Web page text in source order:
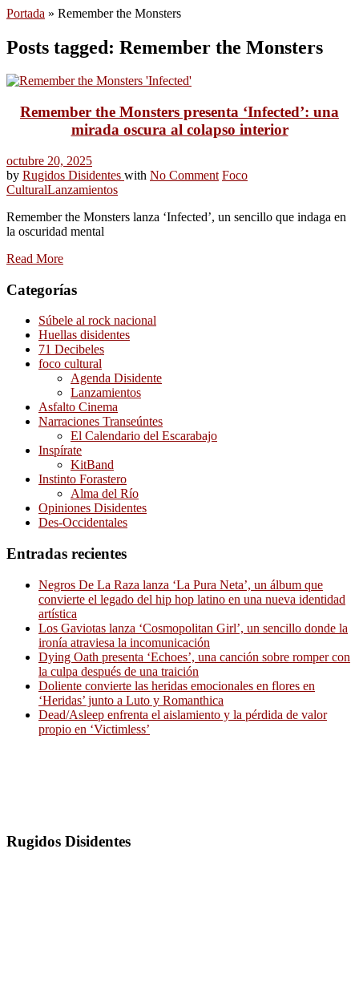
Portada » Remember the Monsters
Posts tagged: Remember the Monsters
Remember the Monsters presenta ‘Infected’: una
mirada oscura al colapso interior
octubre 20, 2025
by Rugidos Disidentes with No Comment Foco
CulturalLanzamientos
Remember the Monsters lanza ‘Infected’, un sencillo que indaga en
la oscuridad mental
Read More
Categorías
Súbele al rock nacional
Huellas disidentes
71 Decibeles
foco cultural
Agenda Disidente
Lanzamientos
Asfalto Cinema
Narraciones Transeúntes
El Calendario del Escarabajo
Inspírate
KitBand
Instinto Forastero
Alma del Río
Opiniones Disidentes
Des-Occidentales
Entradas recientes
Negros De La Raza lanza ‘La Pura Neta’, un álbum que
convierte el legado del hip hop latino en una nueva identidad
artística
Los Gaviotas lanza ‘Cosmopolitan Girl’, un sencillo donde la
ironía atraviesa la incomunicación
Dying Oath presenta ‘Echoes’, una canción sobre romper con
la culpa después de una traición
Doliente convierte las heridas emocionales en flores en
‘Heridas’ junto a Luto y Romanthica
Dead/Asleep enfrenta el aislamiento y la pérdida de valor
propio en ‘Victimless’
Rugidos Disidentes